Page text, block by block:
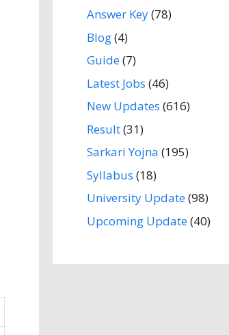
Answer Key(78)
Blog(4)
Guide(7)
Latest Jobs (46)
New Updates (616)
Result(31)
Sarkari Yojna (195)
Syllabus (18)
University Update(98)
Upcoming Update(40)